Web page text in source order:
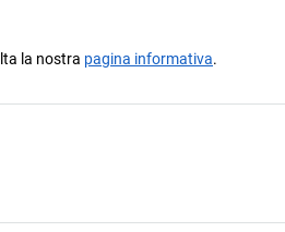
la nostra pagina informativa.